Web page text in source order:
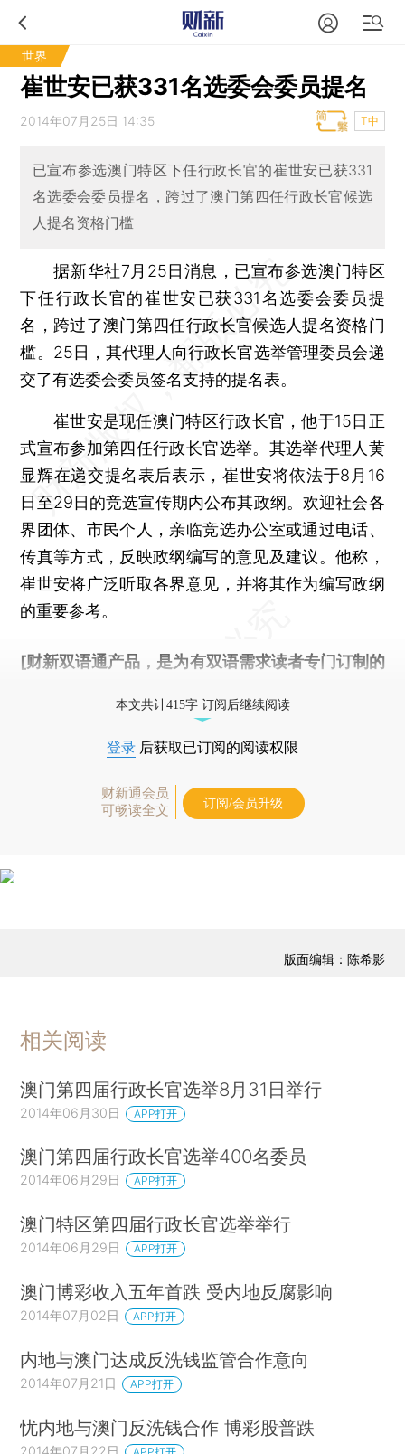
世界
崔世安已获331名选委会委员提名
2014年07月25日 14:35 T中
已宣布参选澳门特区下任行政长官的崔世安已获331
名选委会委员提名，跨过了澳门第四任行政长官候选
人提名资格门槛
据新华社7月25日消息，已宣布参选澳门特区
下任行政长官的崔世安已获331名选委会委员提
名，跨过了澳门第四任行政长官候选人提名资格门
槛。25日，其代理人向行政长官选举管理委员会递
交了有选委会委员签名支持的提名表。
崔世安是现任澳门特区行政长官，他于15日正
式宣布参加第四任行政长官选举。其选举代理人黄
显辉在递交提名表后表示，崔世安将依法于8月16
日至29日的竞选宣传期内公布其政纲。欢迎社会各
界团体、市民个人，亲临竞选办公室或通过电话、
传真等方式，反映政纲编写的意见及建议。他称，
崔世安将广泛听取各界意见，并将其作为编写政纲
的重要参考。
[财新双语通产品，是为有双语需求读者专门订制的
本文共计415字 订阅后继续阅读
登录 后获取已订阅的阅读权限
财新通会员
可畅读全文
订阅/会员升级
版面编辑：陈希影
相关阅读
澳门第四届行政长官选举8月31日举行
2014年06月30日 APP打开
澳门第四届行政长官选举400名委员
2014年06月29日 APP打开
澳门特区第四届行政长官选举举行
2014年06月29日 APP打开
澳门博彩收入五年首跌 受内地反腐影响
2014年07月02日 APP打开
内地与澳门达成反洗钱监管合作意向
2014年07月21日 APP打开
忧内地与澳门反洗钱合作 博彩股普跌
2014年07月22日